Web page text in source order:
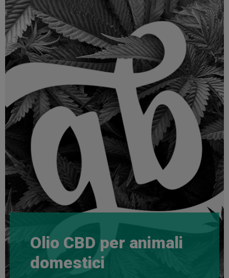
Olio CBD per animali
domestici